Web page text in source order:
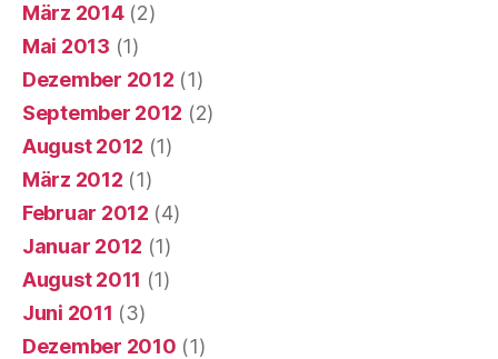
März 2014(2)
Mai 2013 (1)
Dezember 2012 (1)
September 2012 (2)
August 2012 (1)
März 2012 (1)
Februar 2012 (4)
Januar 2012 (1)
August 2011 (1)
Juni 2011 (3)
Dezember 2010 (1)